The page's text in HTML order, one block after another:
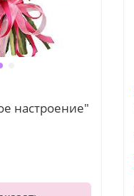
настроение"